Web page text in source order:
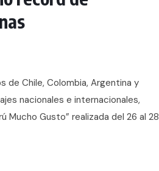
de Chile, Colombia, Argentina y
nacionales e internacionales,
Mucho Gusto” realizada del 26 al 28